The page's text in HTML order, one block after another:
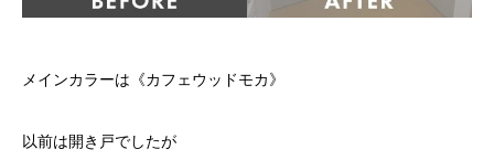
メインカラーは《カフェウッドモカ》
以前は開き戸でしたが